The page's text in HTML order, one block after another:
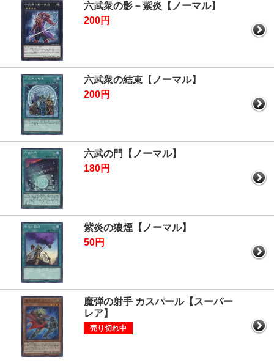
六武衆の影－紫炎【ノーマル】
200円
六武衆の結束【ノーマル】
200円
六武の門【ノーマル】
180円
紫炎の狼煙【ノーマル】
50円
魔弾の射手 カスパール【スーパー
レア】
売り切れ中